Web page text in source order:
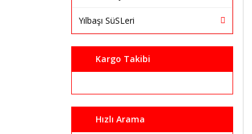
Yılbaşı SüSLeri
Kargo Takibi
Hızlı Arama